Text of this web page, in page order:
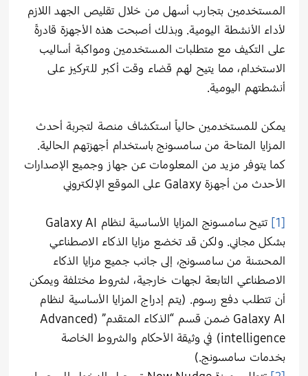
المستخدمين بتجارب أسهل من خلال تقليص الجهد اللازم
لأداء الأنشطة اليومية. وبذلك أصبحت هذه الأجهزة قادرةً
على التكيف مع متطلبات المستخدمين ومواكبة أساليب
الاستخدام، مما يتيح لهم قضاء وقت أكبر للتركيز على
أنشطتهم اليومية.
يمكن للمستخدمين حالياً استكشاف منصة لتجربة أحدث
المزايا المتاحة من سامسونج باستخدام أجهزتهم الحالية.
كما يتوفر مزيد من المعلومات عن جهاز وجميع الإصدارات
الأحدث من أجهزة Galaxy على الموقع الإلكتروني
[1]
تتيح سامسونج المزايا الأساسية لنظام Galaxy AI
بشكل مجاني. ولكن قد تخضع مزايا الذكاء الاصطناعي
المحسّنة من سامسونج، إلى جانب جميع مزايا الذكاء
الاصطناعي التابعة لجهات خارجية، لشروط مختلفة ويمكن
أن تتطلب دفع رسوم. (يتم إدراج المزايا الأساسية لنظام
Galaxy AI ضمن قسم “الذكاء المتقدم” (Advanced
intelligence) في وثيقة الأحكام والشروط الخاصة
بخدمات سامسونج.)